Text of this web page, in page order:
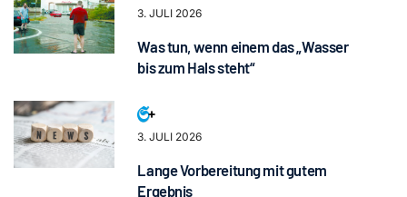
3. JULI 2026
Was tun, wenn einem das „Wasser
bis zum Hals steht“
3. JULI 2026
Lange Vorbereitung mit gutem
Ergebnis